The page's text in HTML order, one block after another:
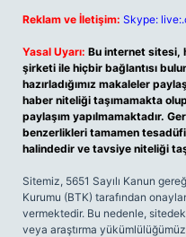
Reklam ve İletişim: Skype:
Yasal Uyarı: Bu internet sitesi,
şirketi ile hiçbir bağlantısı
hazırladığımız makaleler
haber niteliği taşımamakta
paylaşım yapılmamaktadır.
benzerlikleri tamamen
halindedir ve tavsiye niteliği
Sitemiz, 5651 Sayılı Kanun
Kurumu (BTK) tarafından
vermektedir. Bu nedenle,
veya araştırma